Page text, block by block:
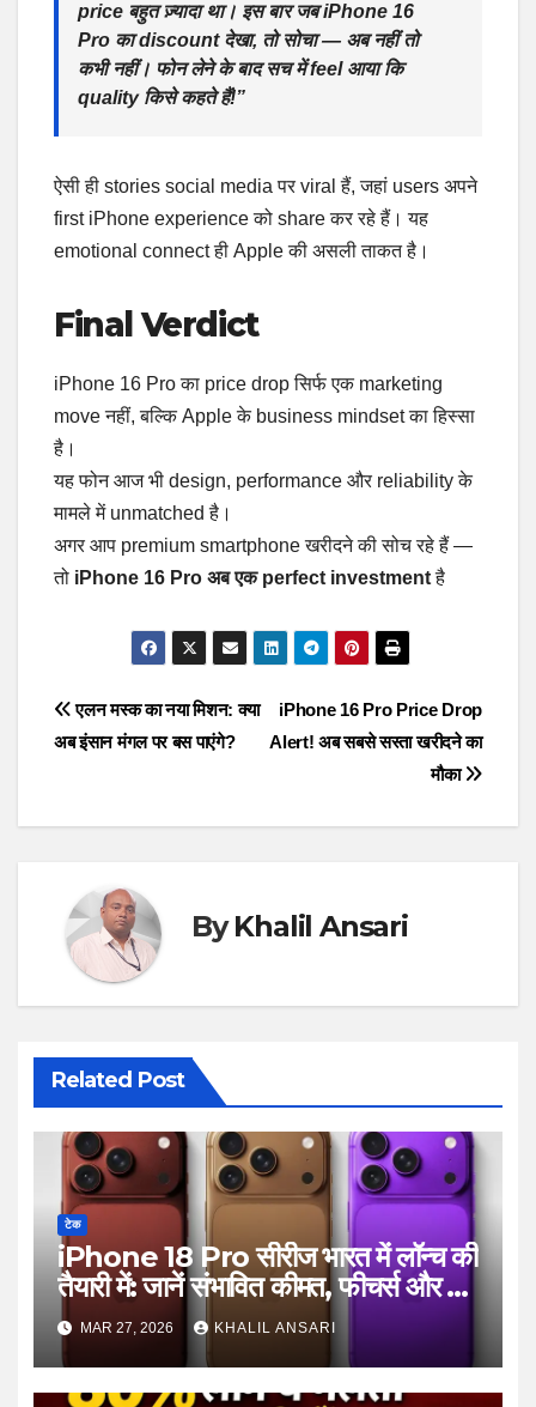
price बहुत ज़्यादा था। इस बार जब iPhone 16
Pro का discount देखा, तो सोचा — अब नहीं तो
कभी नहीं। फोन लेने के बाद सच में feel आया कि
quality किसे कहते हैं!”
ऐसी ही stories social media पर viral हैं, जहां users अपने
first iPhone experience को share कर रहे हैं। यह
emotional connect ही Apple की असली ताकत है।
Final Verdict
iPhone 16 Pro का price drop सिर्फ एक marketing
move नहीं, बल्कि Apple के business mindset का हिस्सा
है।
यह फोन आज भी design, performance और reliability के
मामले में unmatched है।
अगर आप premium smartphone खरीदने की सोच रहे हैं —
तो iPhone 16 Pro अब एक perfect investmentहै
Post
navigation
iPhone 16 Pro Price Drop
Alert! अब सबसे सस्ता खरीदने का
मौका
एलन मस्क का नया मिशन: क्या
अब इंसान मंगल पर बस पाएंगे?
ByKhalil Ansari
Related Post
टेक
iPhone 18 Pro सीरीज भारत में लॉन्च की
तैयारी में: जानें संभावित कीमत, फीचर्स और बड़े
बदलाव
MAR 27, 2026 KHALIL ANSARI